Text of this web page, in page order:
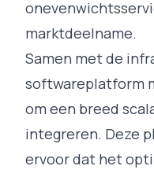
marktdeelname.
Samen met de
softwareplatform
om een breed
integreren. Deze
ervoor dat het